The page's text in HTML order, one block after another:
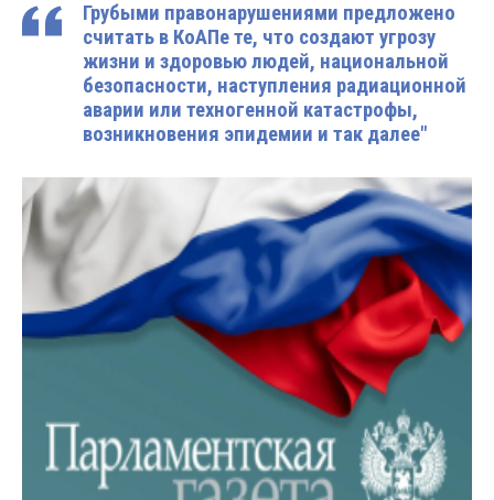
Грубыми правонарушениями предложено
считать в КоАПе те, что создают угрозу
жизни и здоровью людей, национальной
безопасности, наступления радиационной
аварии или техногенной катастрофы,
возникновения эпидемии и так далее"